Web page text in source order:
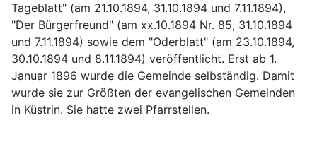
Tageblatt" (am 21.10.1894, 31.10.1894 und 7.11.1894),
"Der Bürgerfreund" (am xx.10.1894 Nr. 85, 31.10.1894
und 7.11.1894) sowie dem "Oderblatt" (am 23.10.1894,
30.10.1894 und 8.11.1894) veröffentlicht. Erst ab 1.
Januar 1896 wurde die Gemeinde selbständig. Damit
wurde sie zur Größten der evangelischen Gemeinden
in Küstrin. Sie hatte zwei Pfarrstellen.